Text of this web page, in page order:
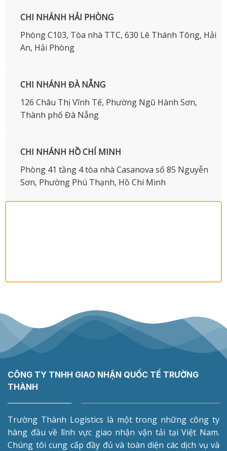
CHI NHÁNH HẢI PHÒNG
Phòng C103, Tòa nhà TTC, 630 Lê Thánh Tông, Hải
An, Hải Phòng
CHI NHÁNH ĐÀ NẴNG
126 Châu Thị Vĩnh Tế, Phường Ngũ Hành Sơn,
Thành phố Đà Nẵng
CHI NHÁNH HỒ CHÍ MINH
Phòng 41 tầng 4 tòa nhà Casanova số 85 Nguyễn
Sơn, Phường Phú Thạnh, Hồ Chí Minh
CÔNG TY TNHH GIAO NHẬN QUỐC TẾ TRƯỜNG
THÀNH
Trường Thành Logistics là một trong những công ty
hàng đầu về lĩnh vực giao nhận vận tải tại Việt Nam.
Chúng tôi cung cấp đầy đủ và toàn diện các dịch vụ và